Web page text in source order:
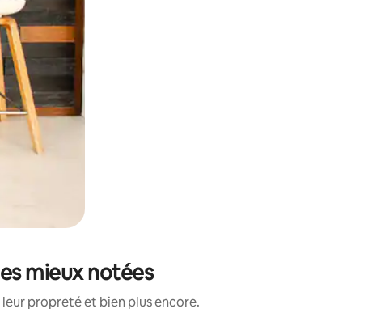
mieux notées
propreté et bien plus encore.